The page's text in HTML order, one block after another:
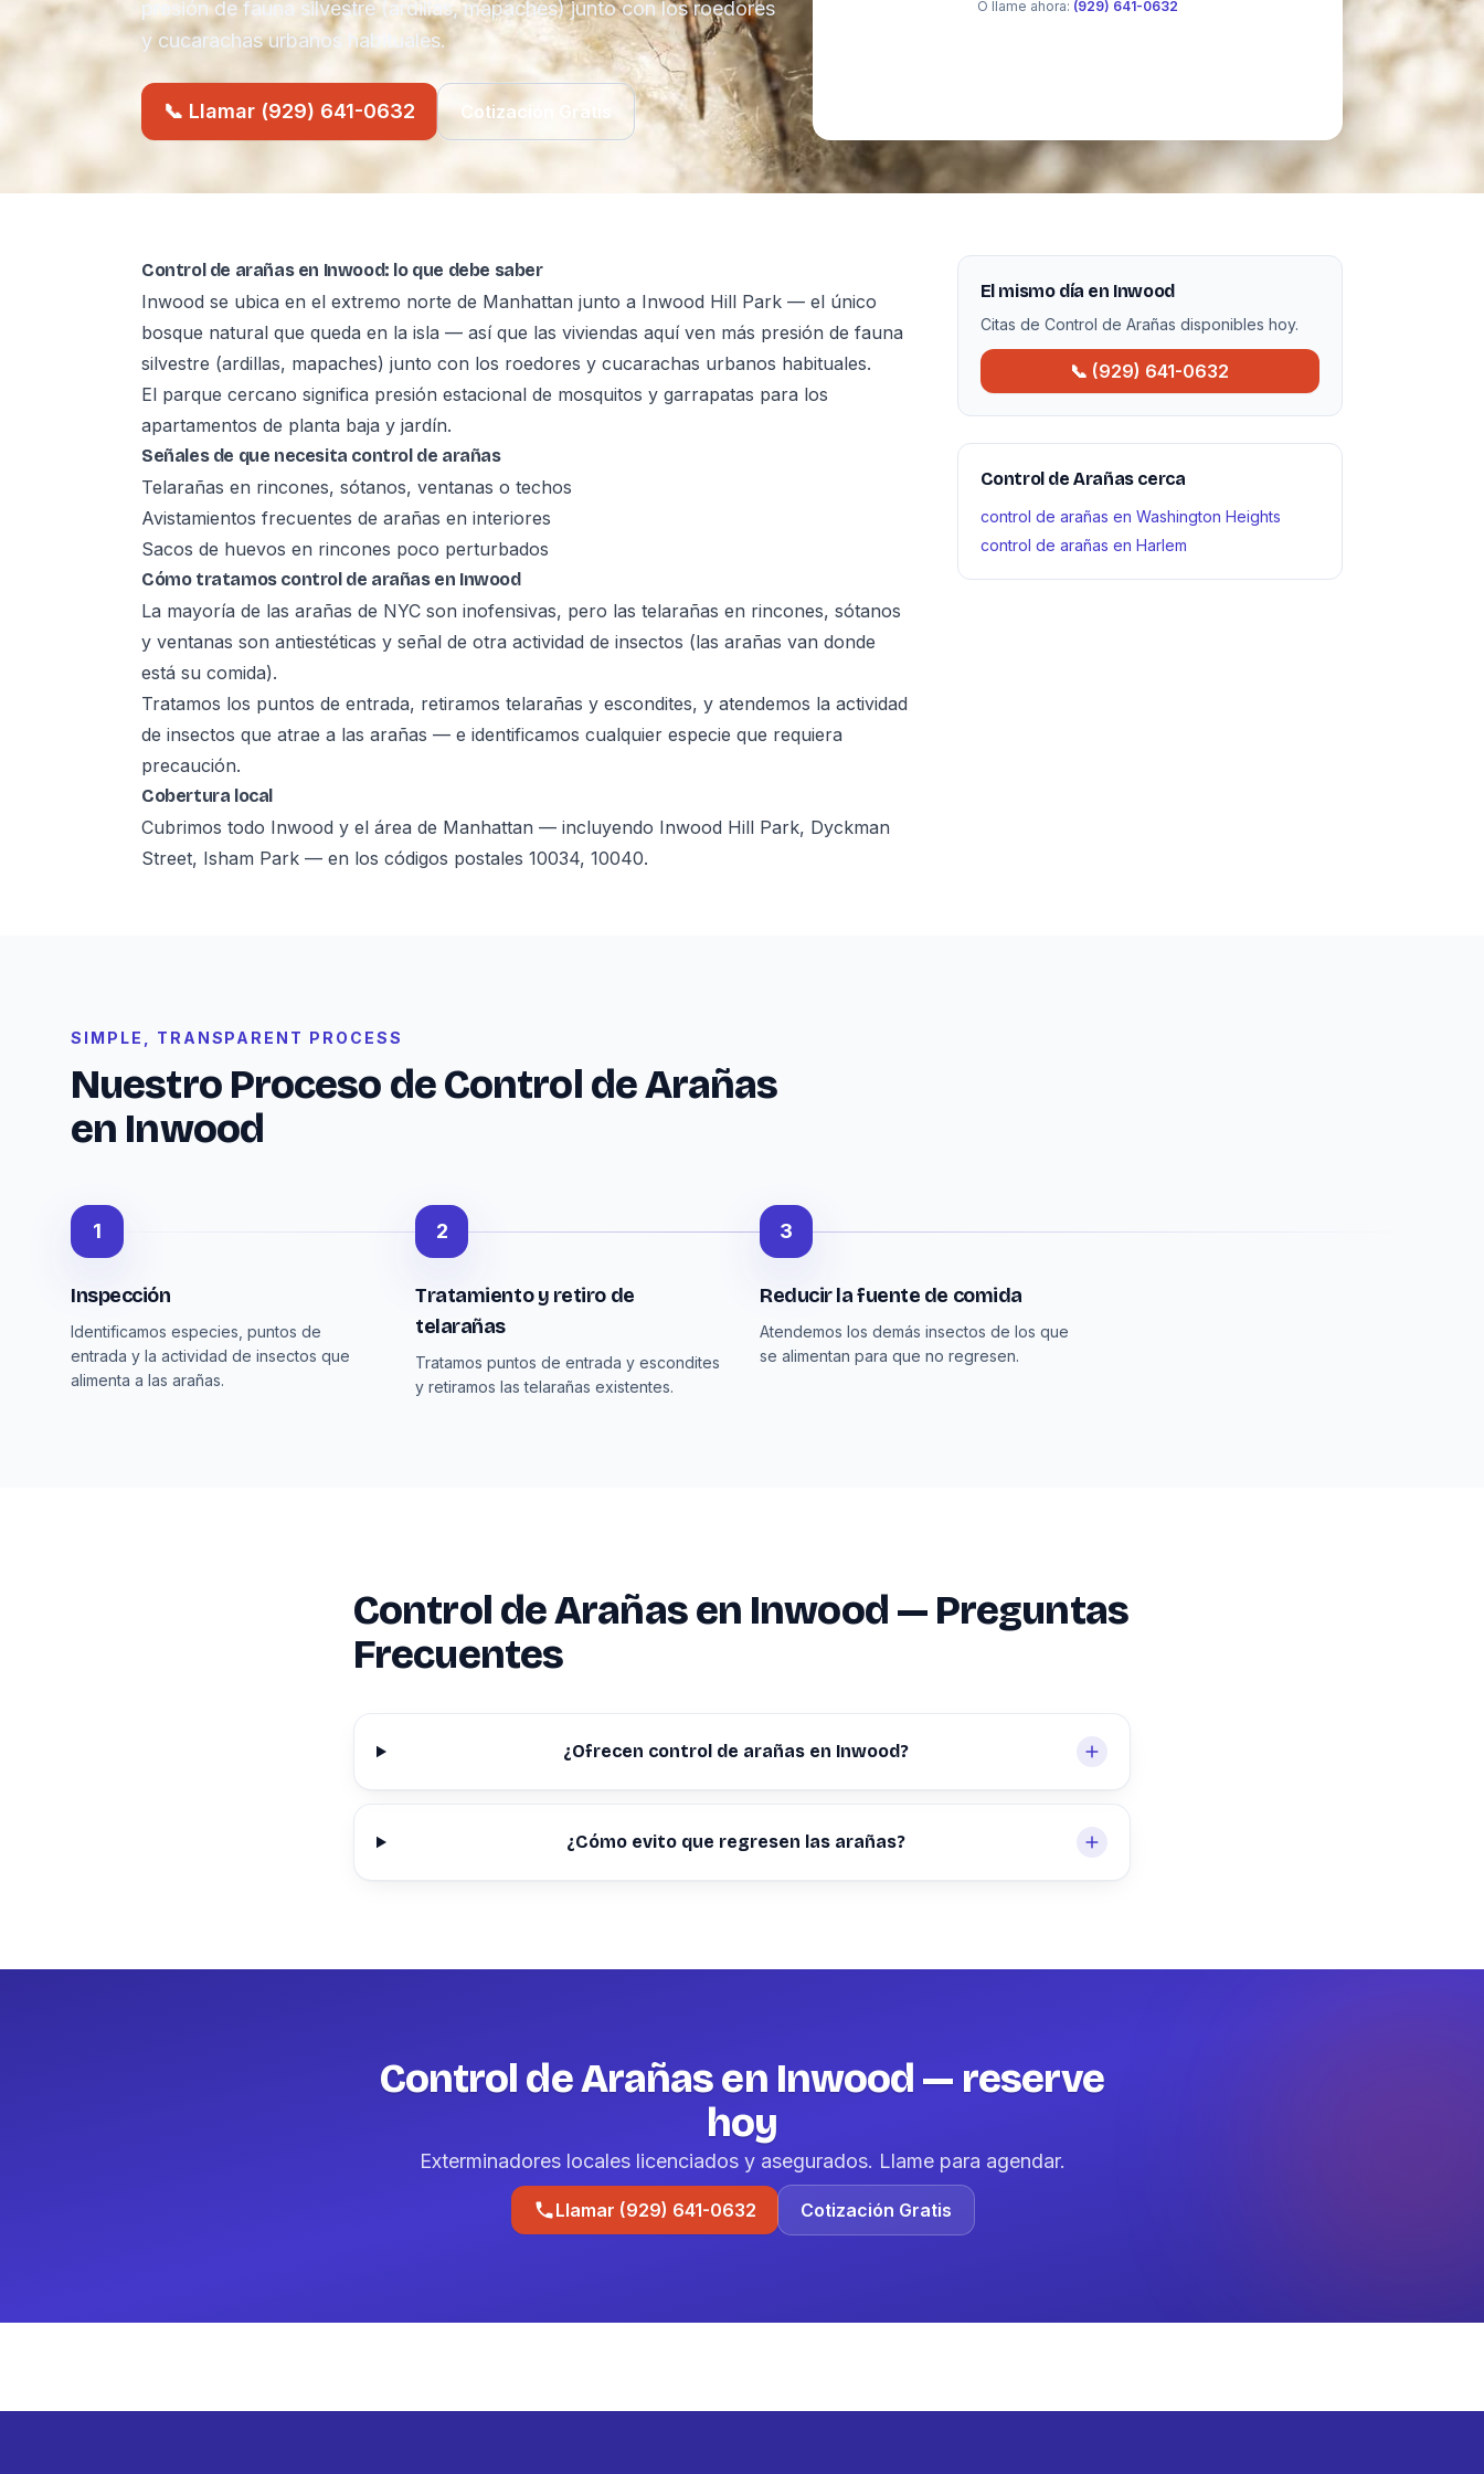
presión de fauna silvestre (ardillas, mapaches) junto con los roedores
y cucarachas urbanos habituales.
📞 Llamar (929) 641-0632 Cotización Gratis
O llame ahora: (929) 641-0632
Control de arañas en Inwood: lo que debe saber
Inwood se ubica en el extremo norte de Manhattan junto a Inwood Hill Park — el único
bosque natural que queda en la isla — así que las viviendas aquí ven más presión de fauna
silvestre (ardillas, mapaches) junto con los roedores y cucarachas urbanos habituales.
El parque cercano significa presión estacional de mosquitos y garrapatas para los
apartamentos de planta baja y jardín.
Señales de que necesita control de arañas
Telarañas en rincones, sótanos, ventanas o techos
Avistamientos frecuentes de arañas en interiores
Sacos de huevos en rincones poco perturbados
Cómo tratamos control de arañas en Inwood
La mayoría de las arañas de NYC son inofensivas, pero las telarañas en rincones, sótanos
y ventanas son antiestéticas y señal de otra actividad de insectos (las arañas van donde
está su comida).
Tratamos los puntos de entrada, retiramos telarañas y escondites, y atendemos la actividad
de insectos que atrae a las arañas — e identificamos cualquier especie que requiera
precaución.
Cobertura local
Cubrimos todo Inwood y el área de Manhattan — incluyendo Inwood Hill Park, Dyckman
Street, Isham Park — en los códigos postales 10034, 10040.
El mismo día en Inwood
Citas de Control de Arañas disponibles hoy.
📞 (929) 641-0632
Control de Arañas cerca
control de arañas en Washington Heights
control de arañas en Harlem
SIMPLE, TRANSPARENT PROCESS
Nuestro Proceso de Control de Arañas
en Inwood
1
Inspección
Identificamos especies, puntos de
entrada y la actividad de insectos que
alimenta a las arañas.
2
Tratamiento y retiro de
telarañas
Tratamos puntos de entrada y escondites
y retiramos las telarañas existentes.
3
Reducir la fuente de comida
Atendemos los demás insectos de los que
se alimentan para que no regresen.
Control de Arañas en Inwood — Preguntas
Frecuentes
¿Ofrecen control de arañas en Inwood?
¿Cómo evito que regresen las arañas?
Control de Arañas en Inwood — reserve
hoy
Exterminadores locales licenciados y asegurados. Llame para agendar.
Llamar (929) 641-0632 Cotización Gratis